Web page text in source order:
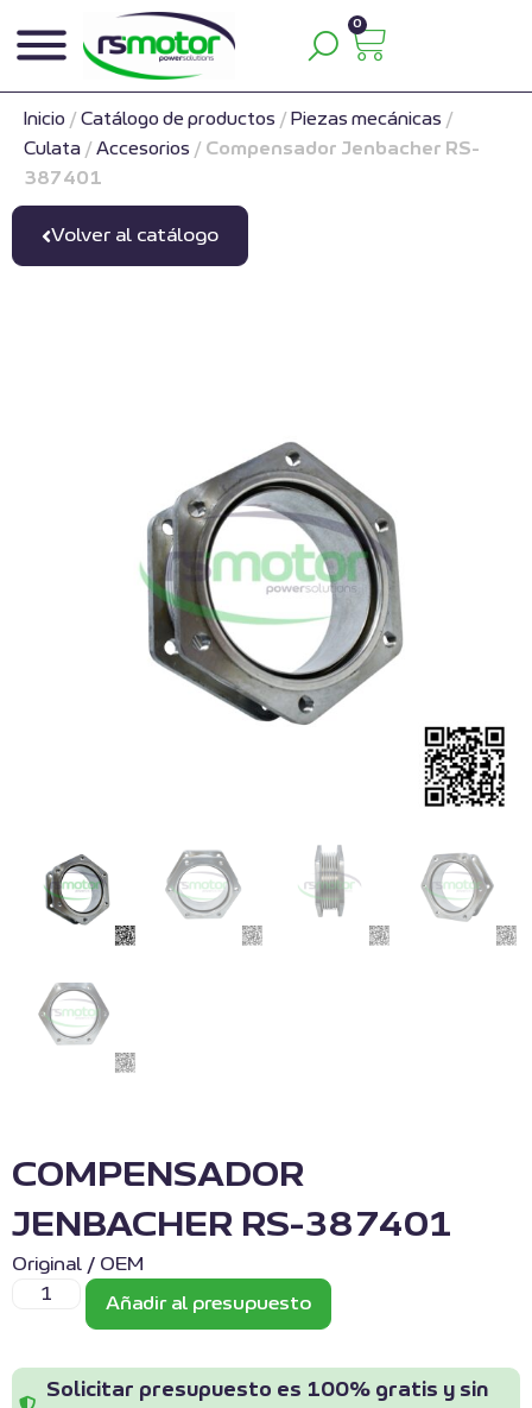
0
Inicio / Catálogo de productos / Piezas mecánicas /
Culata / Accesorios / Compensador Jenbacher RS-
387401
Volver al catálogo
COMPENSADOR
JENBACHER RS-387401
Original / OEM
Añadir al presupuesto
Solicitar presupuesto es 100% gratis y sin